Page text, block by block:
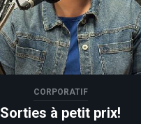
CORPORATIF
Sorties à petit prix!